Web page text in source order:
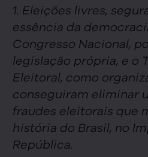
1. Eleições livres,
essência da
Congresso Nacional,
legislação própria, e o
Eleitoral, como
conseguiram eliminar
fraudes eleitorais que
história do Brasil, no
República.